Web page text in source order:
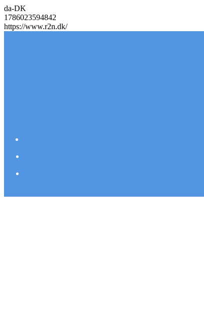
da-DK
1786023594842
https://www.r2n.dk/